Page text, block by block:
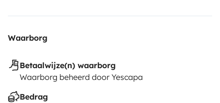
Waarborg
Betaalwijze(n) waarborg
Waarborg beheerd door Yescapa
Bedrag